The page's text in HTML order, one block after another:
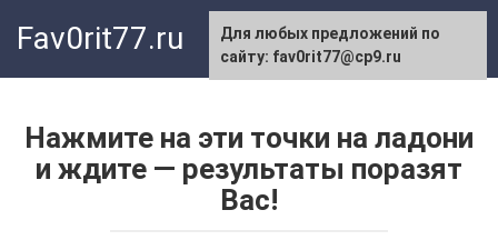
Fav0rit77.ru
Нажмите на эти точки на ладони
и ждите — результаты поразят
Вас!
Для любых предложений по
сайту: fav0rit77@cp9.ru